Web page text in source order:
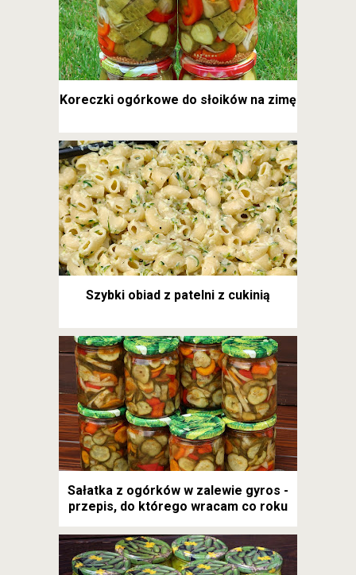
Koreczki ogórkowe do słoików na zimę
Szybki obiad z patelni z cukinią
Sałatka z ogórków w zalewie gyros -
przepis, do którego wracam co roku